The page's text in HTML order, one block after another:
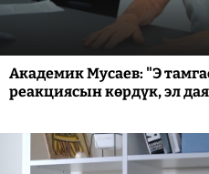
Академик Мусаев: "Э
реакциясын көрдүк, эл